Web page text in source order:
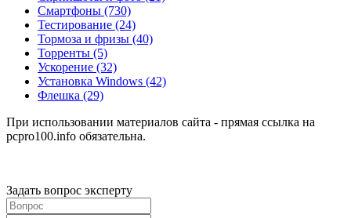
Смартфоны (730)
Тестирование (24)
Тормоза и фризы (40)
Торренты (5)
Ускорение (32)
Установка Windows (42)
Флешка (29)
При использовании материалов сайта - прямая ссылка на
pcpro100.info обязательна.
Задать вопрос эксперту